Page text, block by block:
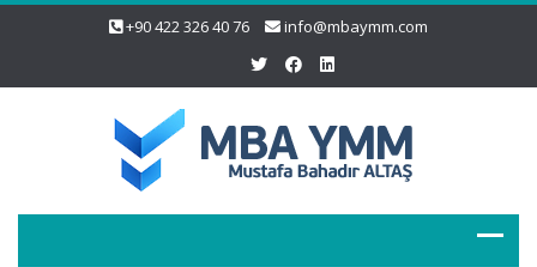
+90 422 326 40 76 info@mbaymm.com